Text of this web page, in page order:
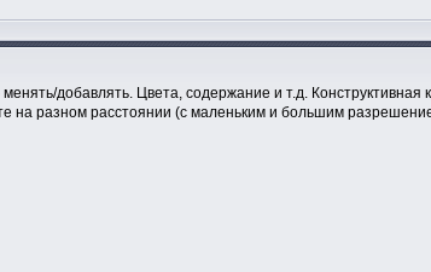
добавлять. Цвета, содержание и т.д. Конструктивная
на разном расстоянии (с маленьким и большим